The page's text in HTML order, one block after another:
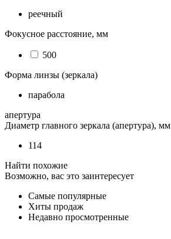
реечный
Фокусное расстояние, мм
500
Форма линзы (зеркала)
парабола
апертура
Диаметр главного зеркала (апертура), мм
114
Найти похожие
Возможно, вас это заинтересует
Самые популярные
Хиты продаж
Недавно просмотренные